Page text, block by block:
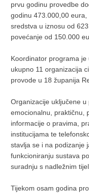
prvu godinu provedbe
godinu 473.000,00
sredstva u iznosu od
povećanje od 150.000
Koordinator programa
ukupno 11 organizacija
provode u 18 županija
Organizacije uključene
emocionalnu, praktičnu,
informacije o pravima,
institucijama te
stavlja se i na podizanje
funkcioniranju sustava
suradnju s nadležnim
Tijekom osam godina